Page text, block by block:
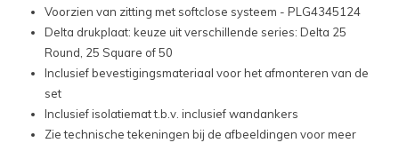
Voorzien van zitting met softclose systeem - PLG4345124
Delta drukplaat: keuze uit verschillende series: Delta 25
Round, 25 Square of 50
Inclusief bevestigingsmateriaal voor het afmonteren van de
set
Inclusief isolatiemat t.b.v. inclusief wandankers
Zie technische tekeningen bij de afbeeldingen voor meer